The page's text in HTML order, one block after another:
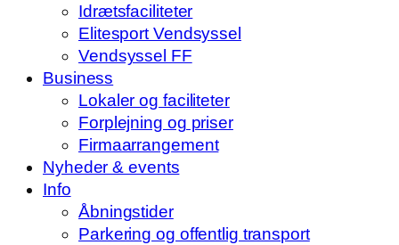
Idrætsfaciliteter
Elitesport Vendsyssel
Vendsyssel FF
Business
Lokaler og faciliteter
Forplejning og priser
Firmaarrangement
Nyheder & events
Info
Åbningstider
Parkering og offentlig transport